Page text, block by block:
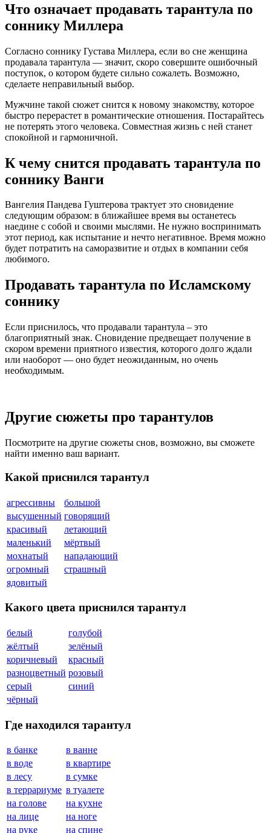
Что означает продавать тарантула по
соннику Миллера
Согласно соннику Густава Миллера, если во сне женщина
продавала тарантула — значит, скоро совершите ошибочный
поступок, о котором будете сильно сожалеть. Возможно,
сделаете неправильный выбор.
Мужчине такой сюжет снится к новому знакомству, которое
быстро перерастет в романтические отношения. Постарайтесь
не потерять этого человека. Совместная жизнь с ней станет
спокойной и гармоничной.
К чему снится продавать тарантула по
соннику Ванги
Вангелия Пaндева Гуштерова трактует это сновидение
следующим образом: в ближайшее время вы останетесь
наедине с собой и своими мыслями. Не нужно воспринимать
этот период, как испытание и нечто негативное. Время можно
будет потратить на саморазвитие и отдых в компании себя
любимого.
Продавать тарантула по Исламскому
соннику
Если приснилось, что продавали тарантула – это
благоприятный знак. Сновидение предвещает получение в
скором времени приятного известия, которого долго ждали
или наоборот — оно будет неожиданным, но очень
необходимым.
Другие сюжеты про тарантулов
Посмотрите на другие сюжеты снов, возможно, вы сможете
найти именно ваш вариант.
Какой приснился тарантул
агрессивны
большой
высушенный говорящий
красивый
летающий
маленький
мёртвый
мохнатый
нападающий
огромный
страшный
ядовитый
Какого цвета приснился тарантул
белый
голубой
жёлтый
зелёный
коричневый
красный
разноцветный розовый
серый
синий
чёрный
Где находился тарантул
в банке
в ванне
в воде
в квартире
в лесу
в сумке
в террариуме в туалете
на голове
на кухне
на лице
на ноге
на руке
на спине